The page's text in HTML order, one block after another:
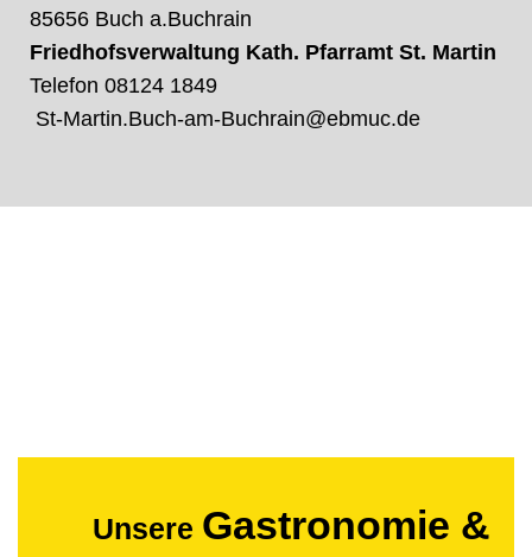
85656 Buch a.Buchrain
Friedhofsverwaltung Kath. Pfarramt St. Martin
Telefon 08124 1849
St-Martin.Buch-am-Buchrain@ebmuc.de
Unsere Gastronomie &